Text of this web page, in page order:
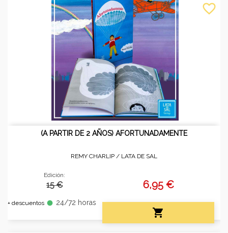
(A PARTIR DE 2 AÑOS) AFORTUNADAMENTE
REMY CHARLIP / LATA DE SAL
Edición:
15 €
+ descuentos fiber_manual_record 24/72 horas
6,95 €

favorite_border